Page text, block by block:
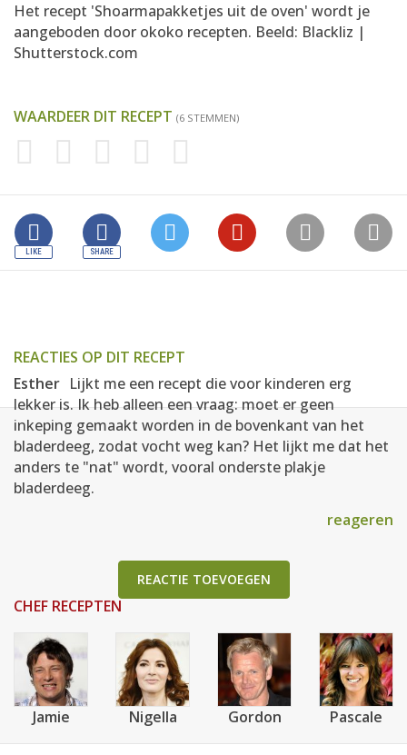
Het recept 'Shoarmapakketjes uit de oven' wordt je
aangeboden door okoko recepten. Beeld: Blackliz |
Shutterstock.com
WAARDEER DIT RECEPT (6 STEMMEN)
REACTIES OP DIT RECEPT
Esther Lijkt me een recept die voor kinderen erg
lekker is. Ik heb alleen een vraag: moet er geen
inkeping gemaakt worden in de bovenkant van het
bladerdeeg, zodat vocht weg kan? Het lijkt me dat het
anders te "nat" wordt, vooral onderste plakje
bladerdeeg.
reageren
REACTIE TOEVOEGEN
CHEF RECEPTEN
Jamie Nigella Gordon Pascale